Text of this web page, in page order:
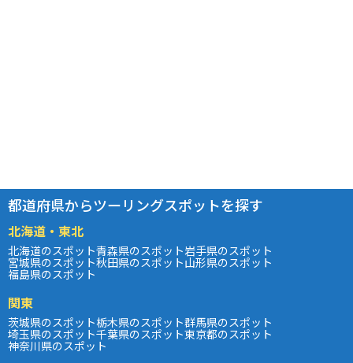
都道府県からツーリングスポットを探す
北海道・東北
北海道のスポット青森県のスポット岩手県のスポット
宮城県のスポット秋田県のスポット山形県のスポット
福島県のスポット
関東
茨城県のスポット栃木県のスポット群馬県のスポット
埼玉県のスポット千葉県のスポット東京都のスポット
神奈川県のスポット